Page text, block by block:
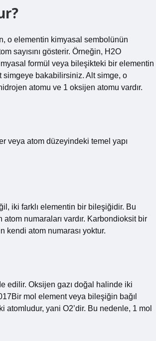
o elementin kimyasal sembolünün
sayısını gösterir. Örneğin, H2O
formül veya bileşikteki bir elementin
simgeye bakabilirsiniz. Alt simge, o
atomu ve 1 oksijen atomu vardır.
veya atom düzeyindeki temel yapı
iki farklı elementin bir bileşiğidir. Bu
numaraları vardır. Karbondioksit bir
kendi atom numarası yoktur.
edilir. Oksijen gazı doğal halinde iki
mol element veya bileşiğin bağıl
yani O2’dir. Bu nedenle, 1 mol